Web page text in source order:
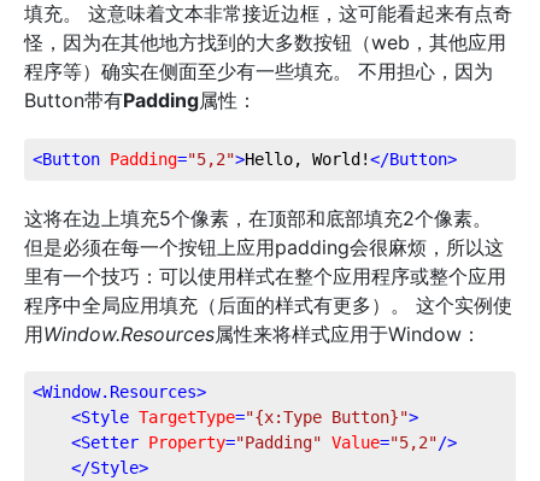
填充。 这意味着文本非常接近边框，这可能看起来有点奇
怪，因为在其他地方找到的大多数按钮（web，其他应用
程序等）确实在侧面至少有一些填充。 不用担心，因为
Button带有Padding属性：
<Button Padding="5,2">Hello, World!</Button>
这将在边上填充5个像素，在顶部和底部填充2个像素。
但是必须在每一个按钮上应用padding会很麻烦，所以这
里有一个技巧：可以使用样式在整个应用程序或整个应用
程序中全局应用填充（后面的样式有更多）。 这个实例使
用Window.Resources属性来将样式应用于Window：
<Window.Resources>
<Style TargetType="{x:Type Button}">
<Setter Property="Padding" Value="5,2"/>
</Style>